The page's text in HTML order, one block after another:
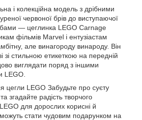
і колекційна модель з дрібними
червоної брів до виступаючої
— цеглинка LEGO Carnage
фільмів Marvel і ентузіастам
але винагороду винароду. Він
зі стильною етикеткою на передній
виглядати поряд з іншими
LEGO.
цегли LEGO Забудьте про суєту
згадайте радість творчого
для дорослих корисні й
стати чудовим подарунком на